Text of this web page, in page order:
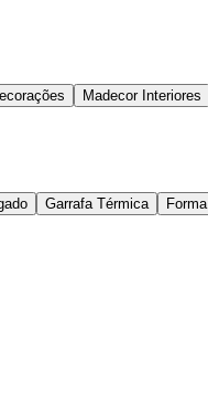
Madecor Interiores
Garrafa Térmica Forma